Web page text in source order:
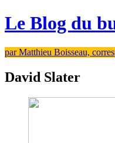
Le Blog du
par Matthieu Boisseau,
David Slater